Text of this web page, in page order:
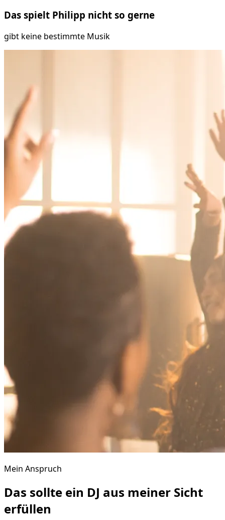
Das spielt Philipp nicht so gerne
gibt keine bestimmte Musik
Mein Anspruch
Das sollte ein DJ aus meiner Sicht
erfüllen